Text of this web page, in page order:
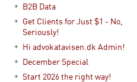
B2B Data
Get Clients for Just $1 - No,
Seriously!
Hi advokatavisen.dk Admin!
December Special
Start 2026 the right way!